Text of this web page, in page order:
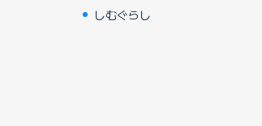
しむぐらし